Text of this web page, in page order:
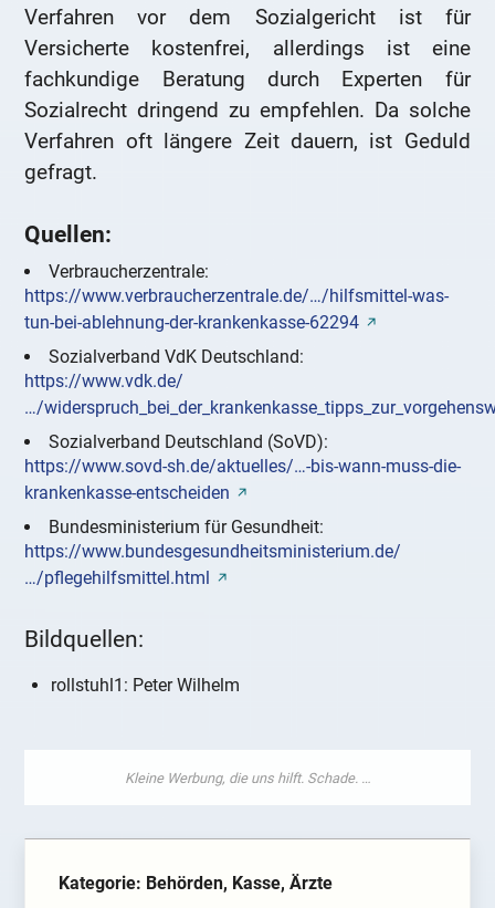
Verfahren vor dem Sozialgericht ist für
Versicherte kostenfrei, allerdings ist eine
fachkundige Beratung durch Experten für
Sozialrecht dringend zu empfehlen. Da solche
Verfahren oft längere Zeit dauern, ist Geduld
gefragt.
Quellen:
Verbraucherzentrale:
https://www.verbraucherzentrale.de/…/hilfsmittel-was-
tun-bei-ablehnung-der-krankenkasse-62294
Sozialverband VdK Deutschland:
https://www.vdk.de/
…/
Sozialverband Deutschland (SoVD):
https://www.sovd-sh.de/aktuelles/…-bis-wann-muss-die-
krankenkasse-entscheiden
Bundesministerium für Gesundheit:
https://www.bundesgesundheitsministerium.de/
…/pflegehilfsmittel.html
Bildquellen:
rollstuhl1: Peter Wilhelm
Kategorie: Behörden, Kasse, Ärzte